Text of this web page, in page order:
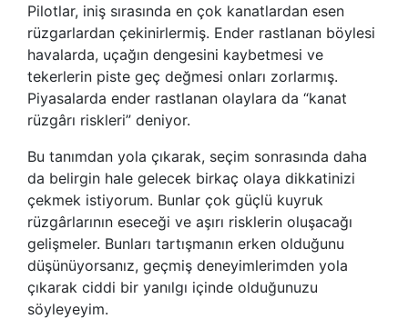
Pilotlar, iniş sırasında en çok kanatlardan esen
rüzgarlardan çekinirlermiş. Ender rastlanan böylesi
havalarda, uçağın dengesini kaybetmesi ve
tekerlerin piste geç değmesi onları zorlarmış.
Piyasalarda ender rastlanan olaylara da “kanat
rüzgârı riskleri” deniyor.
Bu tanımdan yola çıkarak, seçim sonrasında daha
da belirgin hale gelecek birkaç olaya dikkatinizi
çekmek istiyorum. Bunlar çok güçlü kuyruk
rüzgârlarının eseceği ve aşırı risklerin oluşacağı
gelişmeler. Bunları tartışmanın erken olduğunu
düşünüyorsanız, geçmiş deneyimlerimden yola
çıkarak ciddi bir yanılgı içinde olduğunuzu
söyleyeyim.